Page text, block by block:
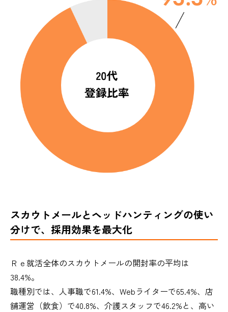
スカウトメールとヘッドハンティングの使い
分けで、採用効果を最大化
Ｒｅ就活全体のスカウトメールの開封率の平均は
38.4%。
職種別では、人事職で61.4%、Webライターで65.4%、店
舗運営（飲食）で40.8%、介護スタッフで46.2%と、高い